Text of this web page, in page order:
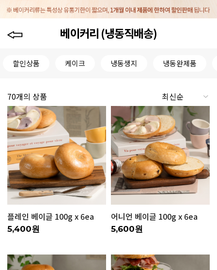
베이커리 (냉동직배송)
할인상품 케이크 냉동생지 냉동완제품
70개의 상품
플레인 베이글 100g x 6ea
5,400원
어니언 베이글 100g x 6ea
5,600원